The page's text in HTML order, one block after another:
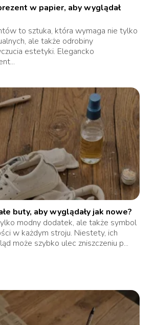
w papier, aby wyglądał
to sztuka, która wymaga nie tylko
ale także odrobiny
estetyki. Elegancko
buty, aby wyglądały jak nowe?
modny dodatek, ale także symbol
w każdym stroju. Niestety, ich
może szybko ulec zniszczeniu p...